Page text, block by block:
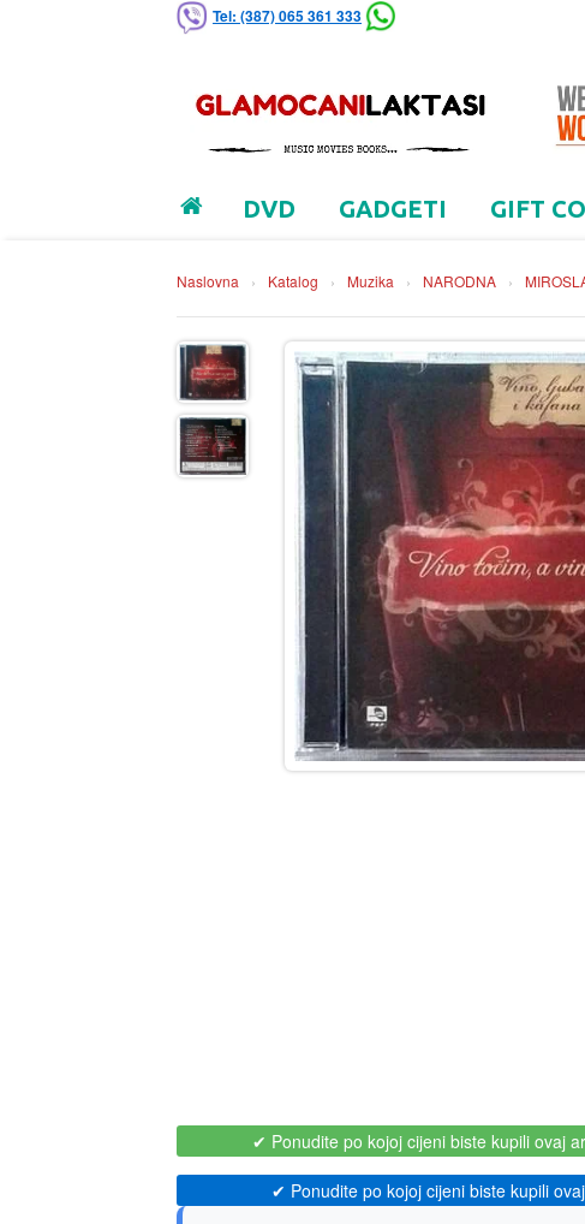
Tel: (387) 065 361 333
DVD GADGETI GIFT
Naslovna › Katalog › Muzika › NARODNA ›
✔ Ponudite po kojoj cijeni biste kupili ovaj
✔ Ponudite po kojoj cijeni biste kupili